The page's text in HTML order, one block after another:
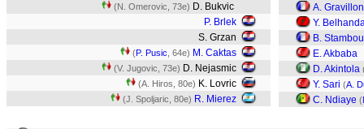
(N. Omerovic, 73e) D. Bukvic
P. Brlek
S. Grzan
(P. Pusic , 64e) M. Caktas
(V. Jugovic, 73e) D. Nejasmic
(A. Hiros, 80e) K. Lovric
(J. Spoljaric, 80e) R. Mierez
A. Gravillon
Y.
B.
E. Akbaba
D. Akintola
Y. Sari (A.
C. Ndiaye (